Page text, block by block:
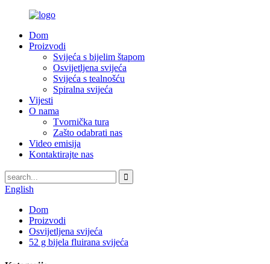
Dom
Proizvodi
Svijeća s bijelim štapom
Osvijetljena svijeća
Svijeća s tealnošću
Spiralna svijeća
Vijesti
O nama
Tvornička tura
Zašto odabrati nas
Video emisija
Kontaktirajte nas
English
Dom
Proizvodi
Osvijetljena svijeća
52 g bijela fluirana svijeća